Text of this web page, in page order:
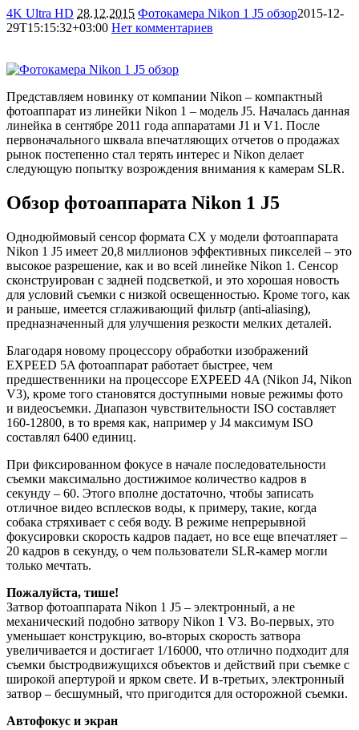
4K Ultra HD 28.12.2015 Фотокамера Nikon 1 J5 обзор2015-12-
29T15:15:32+03:00 Нет комментариев
Представляем новинку от компании Nikon – компактный
фотоаппарат из линейки Nikon 1 – модель J5. Началась данная
линейка в сентябре 2011 года аппаратами J1 и V1. После
первоначального шквала впечатляющих отчетов о продажах
рынок постепенно стал терять интерес и Nikon делает
следующую попытку возрождения внимания к камерам SLR.
Обзор фотоаппарата Nikon 1 J5
Однодюймовый сенсор формата CX у модели фотоаппарата
Nikon 1 J5 имеет 20,8 миллионов эффективных пикселей – это
высокое разрешение, как и во всей линейке Nikon 1. Сенсор
сконструирован с задней подсветкой, и это хорошая новость
для условий съемки с низкой освещенностью. Кроме того, как
и раньше, имеется сглаживающий фильтр (anti-aliasing),
предназначенный для улучшения резкости мелких деталей.
Благодаря новому процессору обработки изображений
EXPEED 5A фотоаппарат работает быстрее, чем
предшественники на процессоре EXPEED 4A (Nikon J4, Nikon
V3), кроме того становятся доступными новые режимы фото
и видеосъемки. Диапазон чувствительности ISO составляет
160-12800, в то время как, например у J4 максимум ISO
составлял 6400 единиц.
При фиксированном фокусе в начале последовательности
съемки максимально достижимое количество кадров в
секунду – 60. Этого вполне достаточно, чтобы записать
отличное видео всплесков воды, к примеру, такие, когда
собака стряхивает с себя воду. В режиме непрерывной
фокусировки скорость кадров падает, но все еще впечатляет –
20 кадров в секунду, о чем пользователи SLR-камер могли
только мечтать.
Пожалуйста, тише!
Затвор фотоаппарата Nikon 1 J5 – электронный, а не
механический подобно затвору Nikon 1 V3. Во-первых, это
уменьшает конструкцию, во-вторых скорость затвора
увеличивается и достигает 1/16000, что отлично подходит для
съемки быстродвижущихся объектов и действий при съемке с
широкой апертурой и ярком свете. И в-третьих, электронный
затвор – бесшумный, что пригодится для осторожной съемки.
Автофокус и экран